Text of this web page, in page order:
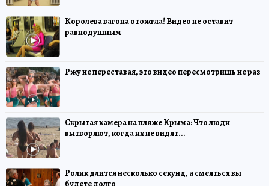
Королева вагона отожгла! Видео не оставит
равнодушным
Ржу не переставая, это видео пересмотришь не раз
Скрытая камера на пляже Крыма: Что люди
вытворяют, когда их не видят...
Ролик длится несколько секунд, а смеяться вы